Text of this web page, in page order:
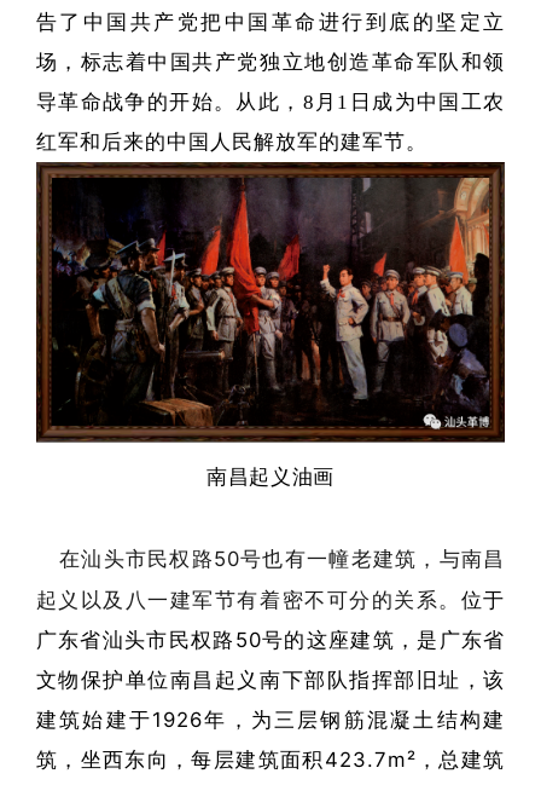
告了中国共产党把中国革命进行到底的坚定立
场，标志着中国共产党独立地创造革命军队和领
导革命战争的开始。从此，8月1日成为中国工农
红军和后来的中国人民解放军的建军节。
南昌起义油画
在汕头市民权路50号也有一幢老建筑，与南昌
起义以及八一建军节有着密不可分的关系。 位于
广东省汕头市民权路50号的这座建筑，是广东省
文物保护单位南昌起义南下部队指挥部旧址，该
建筑始建于1926年，为三层钢筋混凝土结构建
筑，坐西东向，每层建筑面积423.7m²，总建筑